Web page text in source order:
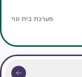
מערכת בית ונוי